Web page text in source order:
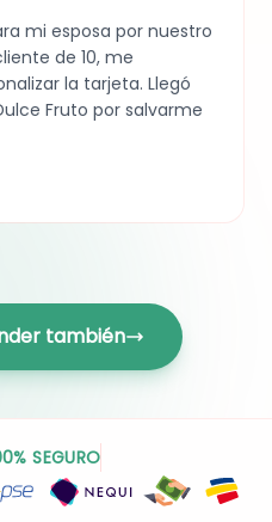
mi esposa por nuestro
de 10, me
la tarjeta. Llegó
Fruto por salvarme
también
SEGURO